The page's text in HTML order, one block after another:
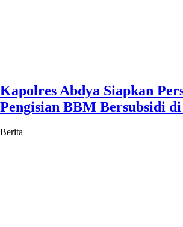
Kapolres Abdya Siapkan
Pengisian BBM Bersubsidi
Berita